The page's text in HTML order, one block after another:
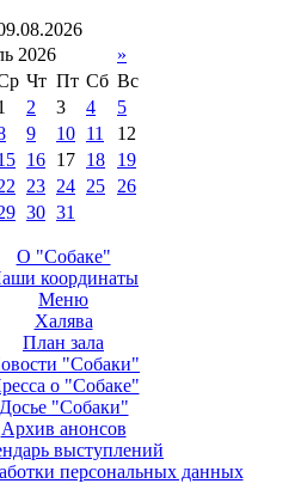
.08.2026
2026
»
Чт Пт Сб Вс
2 3 4
5
9 10 11
12
16 17 18
19
23 24 25
26
30 31
О "Собаке"
координаты
Меню
Халява
План зала
"Собаки"
о "Собаке"
Досье "Собаки"
Архив анонсов
выступлений
персональных данных